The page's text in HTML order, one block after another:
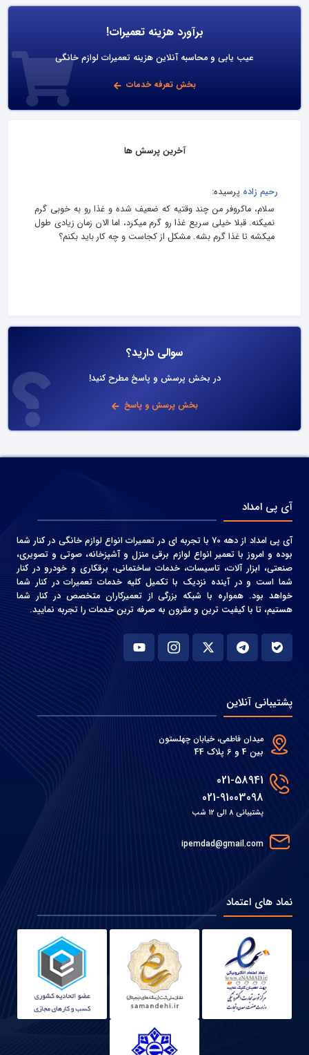
برآورد هزینه تعمیرات!
عیب یابی و محاسبه آنلاین هزینه تعمیرات لوازم خانگی
بخش تعرفه خدمات
آخرین پرسش ها
رحیم زاده پرسیده:
سلام، ماکروفر من چند وقتیه که ضعیف شده و غذا رو به خوبی گرم
نمیکنه. قبلا خیلی سریع غذا رو گرم میکرد، اما الان زمان زیادی طول
میکشه تا غذا گرم بشه. مشکل از کجاست و چه کار باید بکنم؟
سوالی دارید؟
در بخش پرسش و پاسخ مطرح کنید!
بخش پرسش و پاسخ
آی پی امداد
آی پی امداد از دهه 70 با تجربه ای در تعمیرات انواع لوازم خانگی در کنار شما
بوده و امروز با تعمیر انواع لوازم برقی منزل و آشپزخانه، صوتی و‌ تصویری،
صنعتی، ابزار آلات، تاسیسات، خدمات ساختمانی، برقکاری و خودرو در کنار
شما است و در آینده نزدیک با تکمیل کلیه خدمات تعمیرات در کنار شما
خواهد بود. همواره با شبکه بزرگی از تعمیرکاران متخصص در کنار شما
هستیم، تا با کیفیت ترین و مقرون به صرفه ترین خدمات را تجربه نمایید.
پشتیبانی آنلاین
میدان فاطمی، خیابان چهلستون
بین 4 و 6 پلاک 44
021-58941
021-91003098
پشتیبانی 8 الی 12 شب
ipemdad@gmail.com
نماد های اعتماد